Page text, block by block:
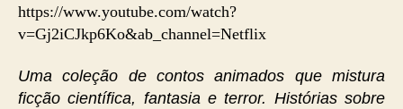
https://www.youtube.com/watch?
v=Gj2iCJkp6Ko&ab_channel=Netflix
Uma coleção de contos animados que mistura
ficção científica, fantasia e terror. Histórias sobre